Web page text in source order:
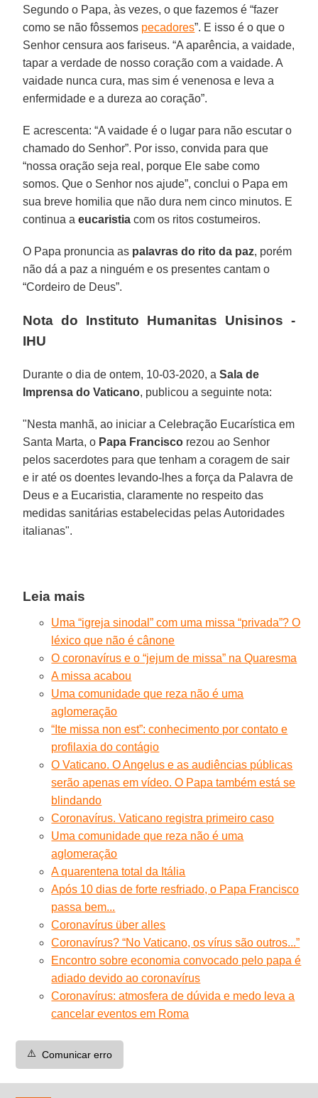
Segundo o Papa, às vezes, o que fazemos é “fazer
como se não fôssemos pecadores”. E isso é o que o
Senhor censura aos fariseus. “A aparência, a vaidade,
tapar a verdade de nosso coração com a vaidade. A
vaidade nunca cura, mas sim é venenosa e leva a
enfermidade e a dureza ao coração”.
E acrescenta: “A vaidade é o lugar para não escutar o
chamado do Senhor”. Por isso, convida para que
“nossa oração seja real, porque Ele sabe como
somos. Que o Senhor nos ajude”, conclui o Papa em
sua breve homilia que não dura nem cinco minutos. E
continua aeucaristia com os ritos costumeiros.
O Papa pronuncia as palavras do rito da paz, porém
não dá a paz a ninguém e os presentes cantam o
“Cordeiro de Deus”.
Nota do Instituto Humanitas Unisinos -
IHU
Durante o dia de ontem, 10-03-2020, aSala de
Imprensa do Vaticano, publicou a seguinte nota:
"Nesta manhã, ao iniciar a Celebração Eucarística em
Santa Marta, o Papa Francisco rezou ao Senhor
pelos sacerdotes para que tenham a coragem de sair
e ir até os doentes levando-lhes a força da Palavra de
Deus e a Eucaristia, claramente no respeito das
medidas sanitárias estabelecidas pelas Autoridades
italianas".
Leia mais
Uma “igreja sinodal” com uma missa “privada”? O
léxico que não é cânone
O coronavírus e o “jejum de missa” na Quaresma
A missa acabou
Uma comunidade que reza não é uma
aglomeração
“Ite missa non est”: conhecimento por contato e
profilaxia do contágio
O Vaticano. O Angelus e as audiências públicas
serão apenas em vídeo. O Papa também está se
blindando
Coronavírus. Vaticano registra primeiro caso
Uma comunidade que reza não é uma
aglomeração
A quarentena total da Itália
Após 10 dias de forte resfriado, o Papa Francisco
passa bem...
Coronavírus über alles
Coronavírus? “No Vaticano, os vírus são outros...”
Encontro sobre economia convocado pelo papa é
adiado devido ao coronavírus
Coronavírus: atmosfera de dúvida e medo leva a
cancelar eventos em Roma
⚠️ Comunicar erro